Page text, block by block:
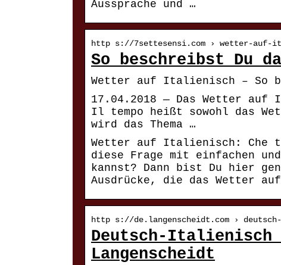
Aussprache und …
http s://7settesensi.com › wetter-auf-
So beschreibst Du
Wetter auf Italienisch – So
17.04.2018 — Das Wetter
Il tempo heißt sowohl das
wird das Thema …
Wetter auf Italienisch: Che
diese Frage mit einfachen
kannst? Dann bist Du hier
Ausdrücke, die das Wetter
http s://de.langenscheidt.com ›
Deutsch-Italienisch
Langenscheidt